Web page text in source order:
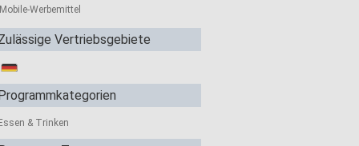
Mobile-Werbemittel
Vertriebsgebiete
Essen & Trinken